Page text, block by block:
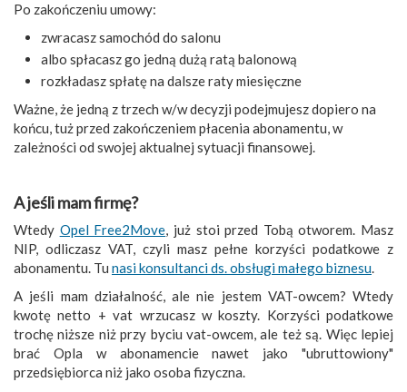
Po zakończeniu umowy:
zwracasz samochód do salonu
albo spłacasz go jedną dużą ratą balonową
rozkładasz spłatę na dalsze raty miesięczne
Ważne, że jedną z trzech w/w decyzji podejmujesz dopiero na
końcu, tuż przed zakończeniem płacenia abonamentu, w
zależności od swojej aktualnej sytuacji finansowej.
A jeśli mam firmę?
Wtedy Opel Free2Move, już stoi przed Tobą otworem. Masz
NIP, odliczasz VAT, czyli masz pełne korzyści podatkowe z
abonamentu. Tu nasi konsultanci ds. obsługi małego biznesu.
A jeśli mam działalność, ale nie jestem VAT-owcem? Wtedy
kwotę netto + vat wrzucasz w koszty. Korzyści podatkowe
trochę niższe niż przy byciu vat-owcem, ale też są. Więc lepiej
brać Opla w abonamencie nawet jako "ubruttowiony"
przedsiębiorca niż jako osoba fizyczna.